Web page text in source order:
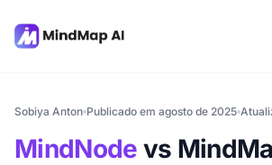
Sobiya Anton Publicado em agosto de 2025
MindNode vs